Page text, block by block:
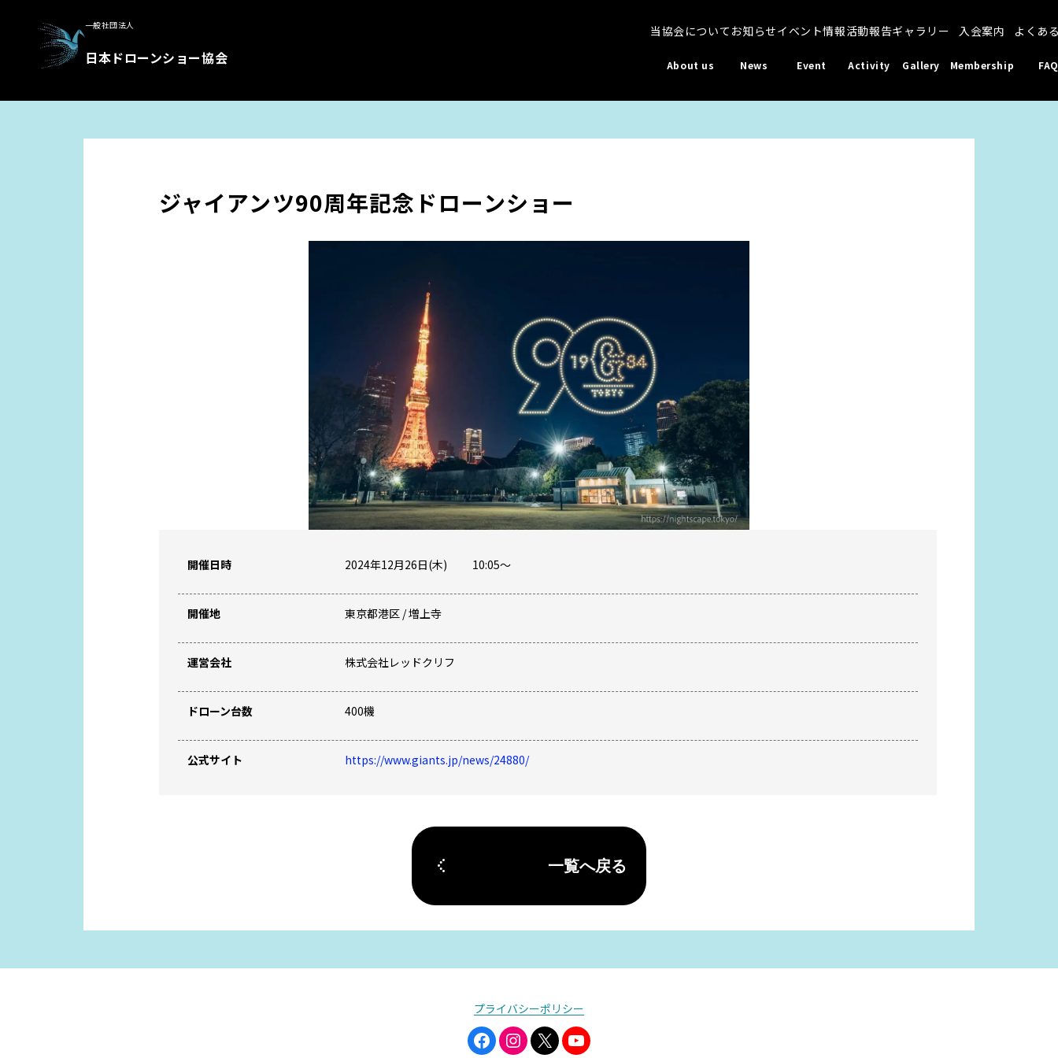
一般社団法人
日本ドローンショー協会
当協会について
About us
お知らせ
News
イベント情報
Event
活動報告
Activity
ギャラリー
Gallery
入会案内
Membership
よくあ
FAQ
ジャイアンツ90周年記念ドローンショー
開催日時 2024年12月26日(木) 10:05〜
開催地 東京都港区 /増上寺
運営会社 株式会社レッドクリフ
ドローン台数 400機
公式サイト https://www.giants.jp/news/24880/
一覧へ戻る
プライバシーポリシー